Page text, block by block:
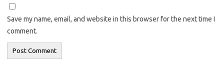
Save my name, email, and website in this browser for the next time I
comment.